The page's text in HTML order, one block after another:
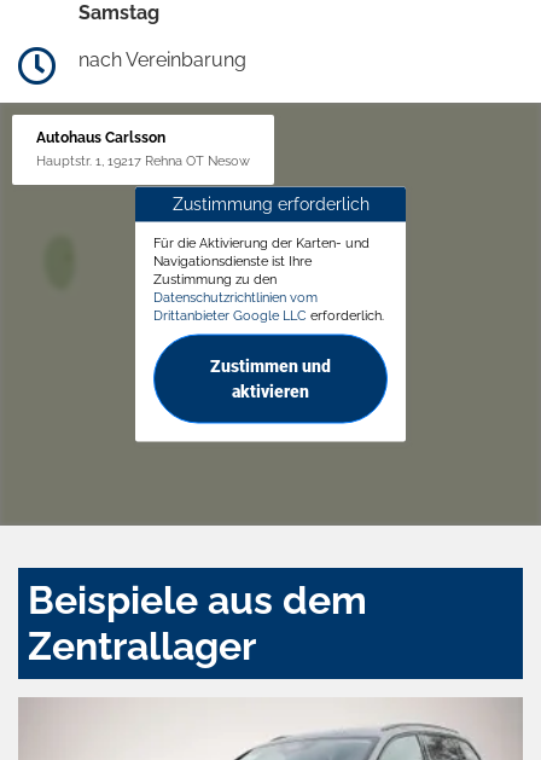
Samstag
nach Vereinbarung
Autohaus Carlsson
Hauptstr. 1, 19217 Rehna OT Nesow
Zustimmung erforderlich
Für die Aktivierung der Karten- und
Navigationsdienste ist Ihre
Zustimmung zu den
Datenschutzrichtlinien vom
Drittanbieter Google LLC erforderlich.
Zustimmen und
aktivieren
Beispiele aus dem
Zentrallager